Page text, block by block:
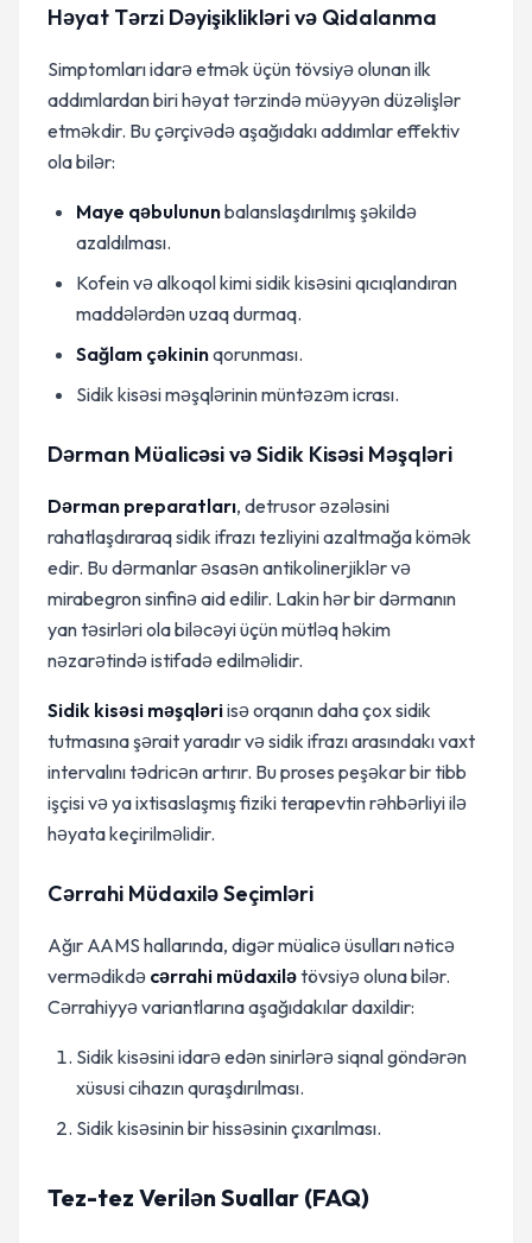
Həyat Tərzi Dəyişiklikləri və Qidalanma
Simptomları idarə etmək üçün tövsiyə olunan ilk
addımlardan biri həyat tərzində müəyyən düzəlişlər
etməkdir. Bu çərçivədə aşağıdakı addımlar effektiv
ola bilər:
Maye qəbulununbalanslaşdırılmış şəkildə
azaldılması.
Kofein və alkoqol kimi sidik kisəsini qıcıqlandıran
maddələrdən uzaq durmaq.
Sağlam çəkininqorunması.
Sidik kisəsi məşqlərinin müntəzəm icrası.
Dərman Müalicəsi və Sidik Kisəsi Məşqləri
Dərman preparatları, detrusor əzələsini
rahatlaşdıraraq sidik ifrazı tezliyini azaltmağa kömək
edir. Bu dərmanlar əsasən antikolinerjiklər və
mirabegron sinfinə aid edilir. Lakin hər bir dərmanın
yan təsirləri ola biləcəyi üçün mütləq həkim
nəzarətində istifadə edilməlidir.
Sidik kisəsi məşqləriisə orqanın daha çox sidik
tutmasına şərait yaradır və sidik ifrazı arasındakı vaxt
intervalını tədricən artırır. Bu proses peşəkar bir tibb
işçisi və ya ixtisaslaşmış fiziki terapevtin rəhbərliyi ilə
həyata keçirilməlidir.
Cərrahi Müdaxilə Seçimləri
Ağır AAMS hallarında, digər müalicə üsulları nəticə
vermədikdə cərrahi müdaxilətövsiyə oluna bilər.
Cərrahiyyə variantlarına aşağıdakılar daxildir:
Sidik kisəsini idarə edən sinirlərə siqnal göndərən
xüsusi cihazın quraşdırılması.
Sidik kisəsinin bir hissəsinin çıxarılması.
Tez-tez Verilən Suallar (FAQ)